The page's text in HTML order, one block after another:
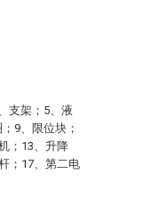
支架；5、液
9、限位块；
；13、升降
；17、第二电